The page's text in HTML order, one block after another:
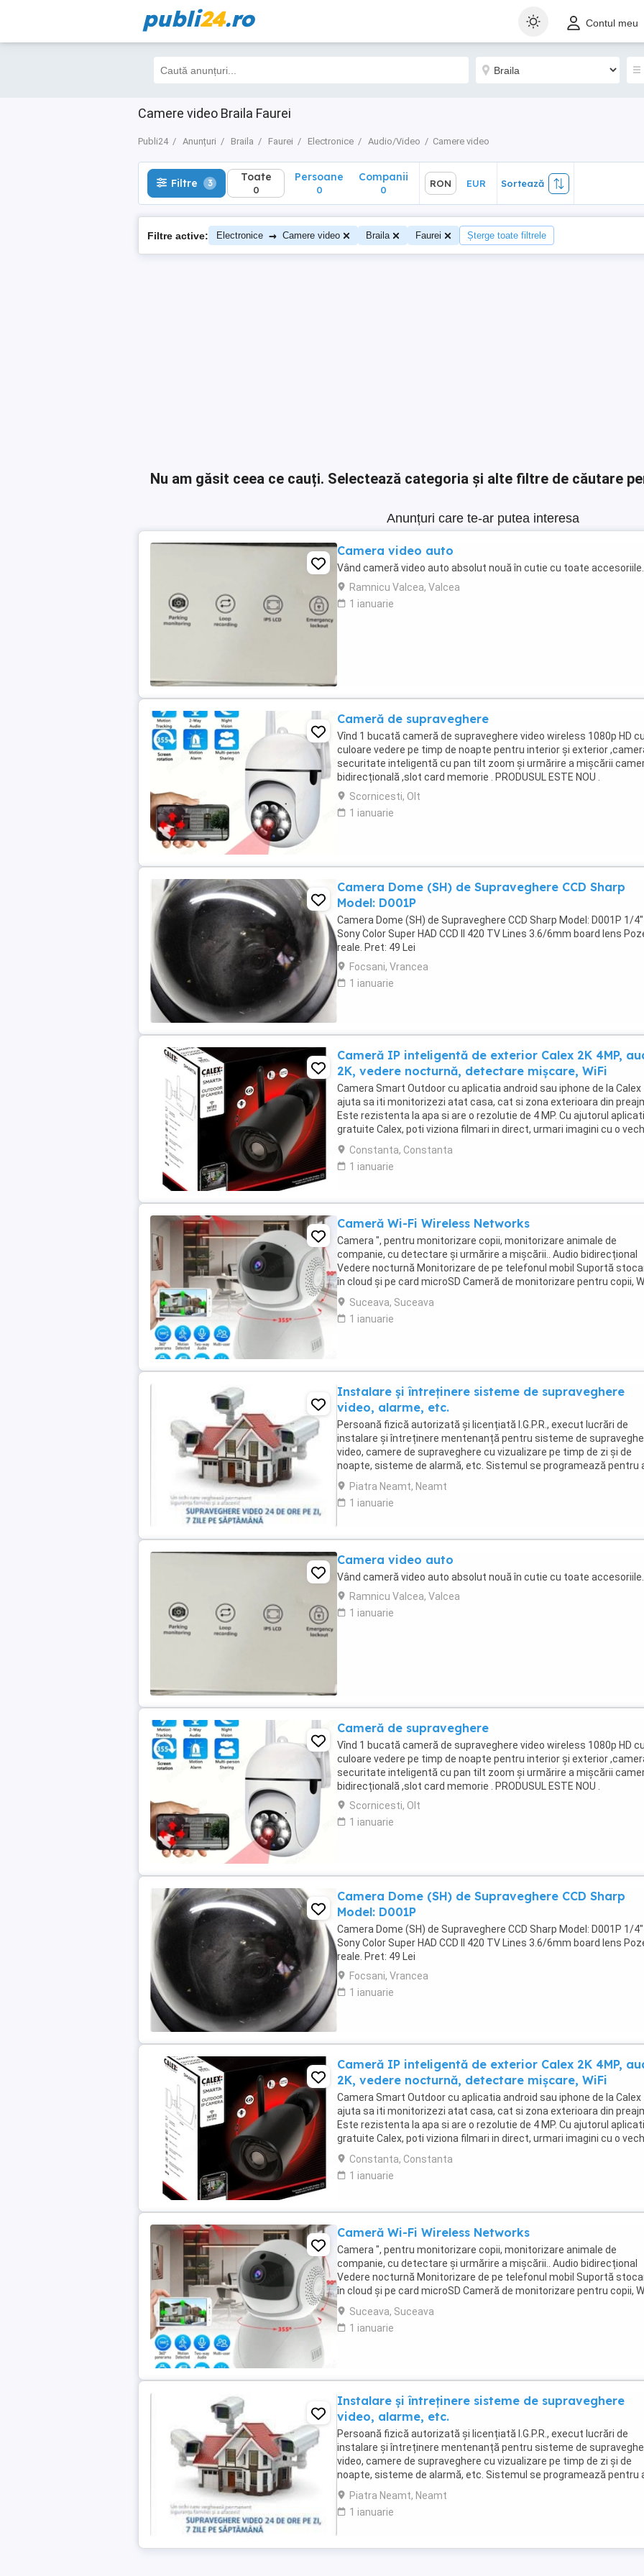
publi24.ro Contul meu
Camere video Braila Faurei
Publi24 Anunțuri Braila Faurei Electronice Audio/Video Camere video
Filtre 3 Toate
0
Sortează
Filtre 3 Toate
0
Persoane
0
Companii
0
RON EUR Sortează
Filtre active: Electronice → Camere video Braila Faurei Șterge toate filtrele
Nu am găsit ceea ce cauți. Selectează categoria și alte filtre de căutare
Anunțuri care te-ar putea interesa
Camera video auto
Vând cameră video auto absolut nouă în cutie cu toate accesoriile.
Ramnicu Valcea, Valcea
1 ianuarie
Cameră de supraveghere
Vînd 1 bucată cameră de supraveghere video wireless 1080p HD
culoare vedere pe timp de noapte pentru interior și exterior
securitate inteligentă cu pan tilt zoom și urmărire a mișcării
bidirecțională ,slot card memorie . PRODUSUL ESTE NOU .
Scornicesti, Olt
1 ianuarie
Camera Dome (SH) de Supraveghere CCD Sharp
Model: D001P
Camera Dome (SH) de Supraveghere CCD Sharp Model: D001P 1/4"
Sony Color Super HAD CCD II 420 TV Lines 3.6/6mm board lens
reale. Pret: 49 Lei
Focsani, Vrancea
1 ianuarie
Cameră IP inteligentă de exterior Calex 2K 4MP,
2K, vedere nocturnă, detectare mișcare, WiFi
Camera Smart Outdoor cu aplicatia android sau iphone de la Calex
ajuta sa iti monitorizezi atat casa, cat si zona exterioara din
Este rezistenta la apa si are o rezolutie de 4 MP. Cu ajutorul
gratuite Calex, poti viziona filmari in direct, urmari imagini cu o
de pana la ...
Constanta, Constanta
1 ianuarie
Cameră Wi-Fi Wireless Networks
Camera ", pentru monitorizare copii, monitorizare animale de
companie, cu detectare și urmărire a mișcării.. Audio bidirecțional
Vedere nocturnă Monitorizare de pe telefonul mobil Suportă
în cloud și pe card microSD Cameră de monitorizare pentru copii,
2.4GHz Produs NOU în cutie Cablu ...
Suceava, Suceava
1 ianuarie
Instalare și întreținere sisteme de supraveghere
video, alarme, etc.
Persoană fizică autorizată și licențiată I.G.P.R., execut lucrări de
instalare și întreținere mentenanță pentru sisteme de
video, camere de supraveghere cu vizualizare pe timp de zi și de
noapte, sisteme de alarmă, etc. Sistemul se programează pentru
putea fi vizualizat de pe telefon tabletă ...
Piatra Neamt, Neamt
1 ianuarie
Camera video auto
Vând cameră video auto absolut nouă în cutie cu toate accesoriile.
Ramnicu Valcea, Valcea
1 ianuarie
Cameră de supraveghere
Vînd 1 bucată cameră de supraveghere video wireless 1080p HD
culoare vedere pe timp de noapte pentru interior și exterior
securitate inteligentă cu pan tilt zoom și urmărire a mișcării
bidirecțională ,slot card memorie . PRODUSUL ESTE NOU .
Scornicesti, Olt
1 ianuarie
Camera Dome (SH) de Supraveghere CCD Sharp
Model: D001P
Camera Dome (SH) de Supraveghere CCD Sharp Model: D001P 1/4"
Sony Color Super HAD CCD II 420 TV Lines 3.6/6mm board lens
reale. Pret: 49 Lei
Focsani, Vrancea
1 ianuarie
Cameră IP inteligentă de exterior Calex 2K 4MP,
2K, vedere nocturnă, detectare mișcare, WiFi
Camera Smart Outdoor cu aplicatia android sau iphone de la Calex
ajuta sa iti monitorizezi atat casa, cat si zona exterioara din
Este rezistenta la apa si are o rezolutie de 4 MP. Cu ajutorul
gratuite Calex, poti viziona filmari in direct, urmari imagini cu o
de pana la ...
Constanta, Constanta
1 ianuarie
Cameră Wi-Fi Wireless Networks
Camera ", pentru monitorizare copii, monitorizare animale de
companie, cu detectare și urmărire a mișcării.. Audio bidirecțional
Vedere nocturnă Monitorizare de pe telefonul mobil Suportă
în cloud și pe card microSD Cameră de monitorizare pentru copii,
2.4GHz Produs NOU în cutie Cablu ...
Suceava, Suceava
1 ianuarie
Instalare și întreținere sisteme de supraveghere
video, alarme, etc.
Persoană fizică autorizată și licențiată I.G.P.R., execut lucrări de
instalare și întreținere mentenanță pentru sisteme de
video, camere de supraveghere cu vizualizare pe timp de zi și de
noapte, sisteme de alarmă, etc. Sistemul se programează pentru
putea fi vizualizat de pe telefon tabletă ...
Piatra Neamt, Neamt
1 ianuarie